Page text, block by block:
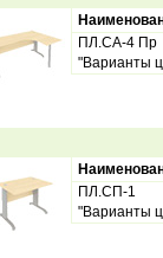
ПЛ.СА-4 Пр
"Варианты
ПЛ.СП-1
"Варианты